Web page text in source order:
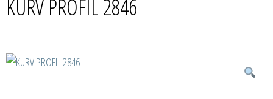
KURV PROFIL 2846